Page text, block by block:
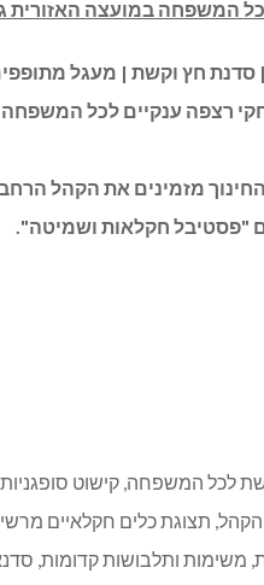
המשפחה במועצה האזורית
סדנת חץ וקשת | מעגל
רצפה ענקיים לכל המשפחה
מזמינים את הקהל הרחב
"פסטיבל חקלאות ושמיטה".
לכל המשפחה, קישוט סופגניות
תצוגת כלים חקלאיים
משימות ותלבושות קדומות,